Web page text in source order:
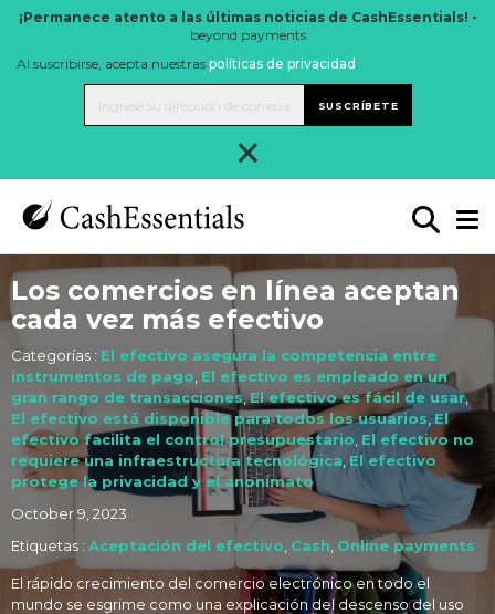
¡Permanece atento a las últimas noticias de CashEssentials! -
beyond payments
Al suscribirse, acepta nuestras políticas de privacidad .
SUSCRÍBETE
×
Los comercios en línea aceptan
cada vez más efectivo
Categorías : El efectivo asegura la competencia entre
instrumentos de pago El efectivo es empleado en un
gran rango de transacciones,El efectivo es fácil de usar,
El efectivo está disponible para todos los usuarios ,El
efectivo facilita el control presupuestario El efectivo no
requiere una infraestructura tecnológica El efectivo
protege la privacidad y el anonimato
October 9, 2023
Etiquetas : Aceptación del efectivo Cash Online payments
El rápido crecimiento del comercio electrónico en todo el
mundo se esgrime como una explicación del descenso del uso